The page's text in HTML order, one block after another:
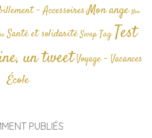
- AccessoiresMon ange Non
Santé et solidarité Swap TagTest
un tweetVoyage - Vacances
École
PUBLIÉS